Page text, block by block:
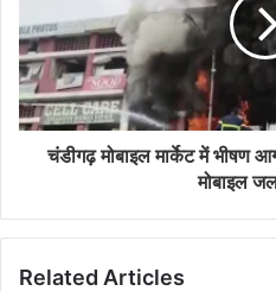
चंडीगढ़ मोबाइल मार्केट में भीषण
मोबाइल
Related Articles